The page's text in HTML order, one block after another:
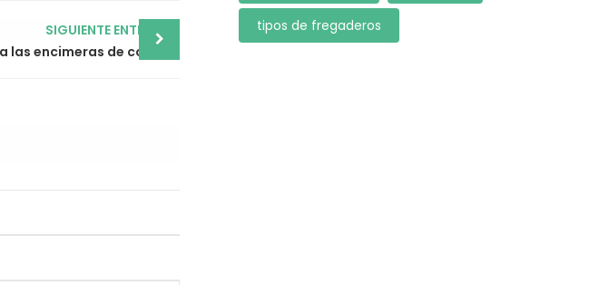
SIGUIENTE ENTRADA
las encimeras de cocina
tipos de fregaderos